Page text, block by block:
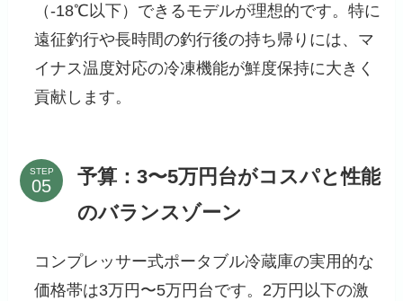
（-18℃以下）できるモデルが理想的です。特に
遠征釣行や長時間の釣行後の持ち帰りには、マ
イナス温度対応の冷凍機能が鮮度保持に大きく
貢献します。
STEP
予算：3〜5万円台がコスパと性能
のバランスゾーン
コンプレッサー式ポータブル冷蔵庫の実用的な
価格帯は3万円〜5万円台です。2万円以下の激